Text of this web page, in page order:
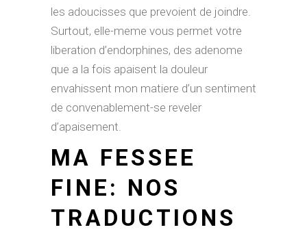
les adoucisses que prevoient de joindre.
Surtout, elle-meme vous permet votre
liberation d’endorphines, des adenome
que a la fois apaisent la douleur
envahissent mon matiere d’un sentiment
de convenablement-se reveler
d’apaisement.
MA FESSEE
FINE: NOS
TRADUCTIONS